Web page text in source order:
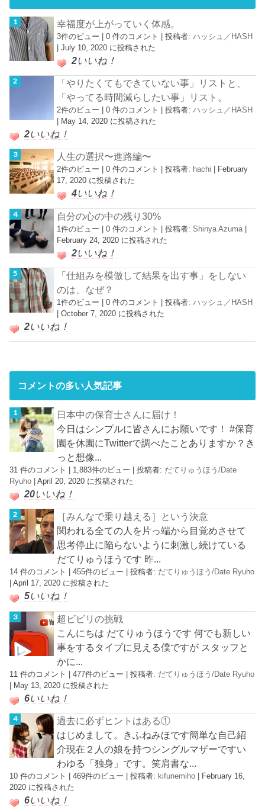
幸福度が上がっていく体感。
3件のビュー |0 件のコメント |投稿者:ハッシュ／HASH
|July 10, 2020 に投稿された
2いいね！
「やりたくてもできていない事」リストと、
「やってる時間減らしたい事」リスト。
2件のビュー |0 件のコメント |投稿者:ハッシュ／HASH
May 14, 2020 に投稿された
2いいね！
人生の選択〜進路編〜
2件のビュー |0 件のコメント |投稿者: hachi
February
17, 2020 に投稿された
4いいね！
自分の心の中の残り30%
1件のビュー |0 件のコメント |投稿者:Shinya Azuma
February 24, 2020 に投稿された
2いいね！
「仕組みを模倣して結果を出す事」をしない
のは、なぜ？
1件のビュー |0 件のコメント |投稿者:ハッシュ／HASH
|October 7, 2020 に投稿された
2いいね！
コメントの多い人気記事
日本中の保育士さんに届け！
今日はシンプルに皆さんにお願いです！ #保育
園を休園にTwitterで調べたことありますか？き
っと想像...
31 件のコメント 1,883件のビュー |投稿者: だてりゅうほう/Date
Ryuho |April 20, 2020 に投稿された
20いいね！
［みんなで乗り越える］という決意
関われる全ての人を片っ端から目覚めさせて
思考停止に陥らないように刺激し続けている
だてりゅうほうです 昨...
14 件のコメント |455件のビュー |投稿者: だてりゅうほう/Date Ryuho
|April 17, 2020 に投稿された
5いいね！
超ビビリの挑戦
こんにちは だてりゅうほうです 何でも新しい
事をするタイプに見える僕ですが スタッフと
かに...
11 件のコメント |477件のビュー |投稿者: だてりゅうほう/Date Ryuho
| May 13, 2020 に投稿された
6いいね！
過去に必ずヒントはある①
はじめまして。きふねみほです簡単な自己紹
介現在２人の娘を持つシングルマザーですい
わゆる「独身」です。笑肩書な...
10 件のコメント |469件のビュー |投稿者: kifunemiho
February 16,
2020 に投稿された
6いいね！